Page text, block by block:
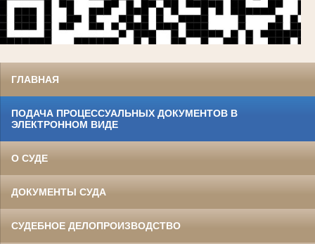
ГЛАВНАЯ
ПОДАЧА ПРОЦЕССУАЛЬНЫХ ДОКУМЕНТОВ В
ЭЛЕКТРОННОМ ВИДЕ
О СУДЕ
ДОКУМЕНТЫ СУДА
СУДЕБНОЕ ДЕЛОПРОИЗВОДСТВО